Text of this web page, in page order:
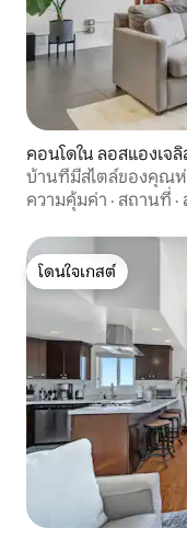
คอนโดใน ลอสแองเจลิ
บ้านที่มีสไตล์ของคุณห่
ความคุ้มค่า · สถานที่ ·
โดนใจเกสต์
โดนใจเกสต์